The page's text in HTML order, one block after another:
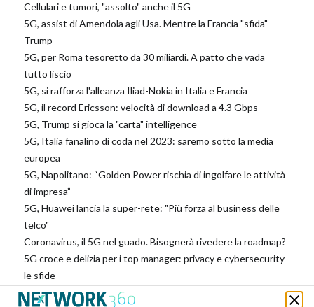
Cellulari e tumori, "assolto" anche il 5G
5G, assist di Amendola agli Usa. Mentre la Francia "sfida"
Trump
5G, per Roma tesoretto da 30 miliardi. A patto che vada
tutto liscio
5G, si rafforza l'alleanza Iliad-Nokia in Italia e Francia
5G, il record Ericsson: velocità di download a 4.3 Gbps
5G, Trump si gioca la "carta" intelligence
5G, Italia fanalino di coda nel 2023: saremo sotto la media
europea
5G, Napolitano: “Golden Power rischia di ingolfare le attività
di impresa”
5G, Huawei lancia la super-rete: "Più forza al business delle
telco"
Coronavirus, il 5G nel guado. Bisognerà rivedere la roadmap?
5G croce e delizia per i top manager: privacy e cybersecurity
le sfide
5G e fintech nel mirino dell’intelligence. Vecchione: